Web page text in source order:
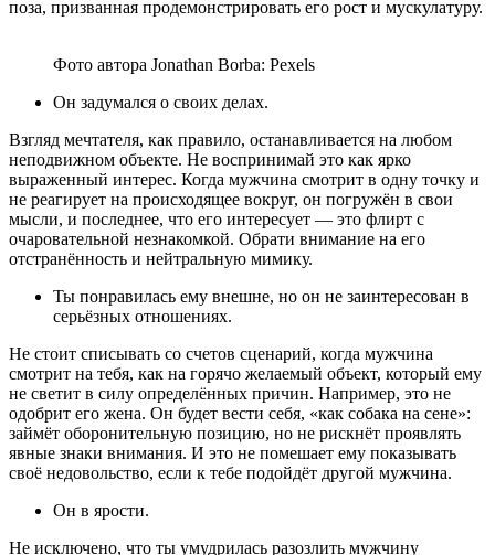
поза, призванная продемонстрировать его рост и мускулатуру.
Фото автора Jonathan Borba: Pexels
Он задумался о своих делах.
Взгляд мечтателя, как правило, останавливается на любом
неподвижном объекте. Не воспринимай это как ярко
выраженный интерес. Когда мужчина смотрит в одну точку и
не реагирует на происходящее вокруг, он погружён в свои
мысли, и последнее, что его интересует — это флирт с
очаровательной незнакомкой. Обрати внимание на его
отстранённость и нейтральную мимику.
Ты понравилась ему внешне, но он не заинтересован в
серьёзных отношениях.
Не стоит списывать со счетов сценарий, когда мужчина
смотрит на тебя, как на горячо желаемый объект, который ему
не светит в силу определённых причин. Например, это не
одобрит его жена. Он будет вести себя, «как собака на сене»:
займёт оборонительную позицию, но не рискнёт проявлять
явные знаки внимания. И это не помешает ему показывать
своё недовольство, если к тебе подойдёт другой мужчина.
Он в ярости.
Не исключено, что ты умудрилась разозлить мужчину